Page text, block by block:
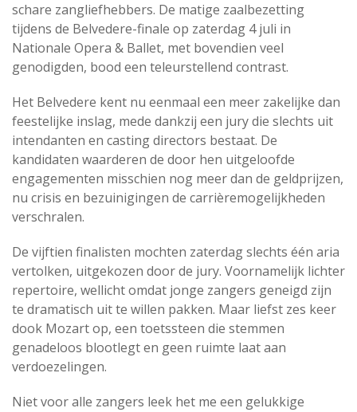
schare zangliefhebbers. De matige zaalbezetting
tijdens de Belvedere-finale op zaterdag 4 juli in
Nationale Opera & Ballet, met bovendien veel
genodigden, bood een teleurstellend contrast.
Het Belvedere kent nu eenmaal een meer zakelijke dan
feestelijke inslag, mede dankzij een jury die slechts uit
intendanten en casting directors bestaat. De
kandidaten waarderen de door hen uitgeloofde
engagementen misschien nog meer dan de geldprijzen,
nu crisis en bezuinigingen de carrièremogelijkheden
verschralen.
De vijftien finalisten mochten zaterdag slechts één aria
vertolken, uitgekozen door de jury. Voornamelijk lichter
repertoire, wellicht omdat jonge zangers geneigd zijn
te dramatisch uit te willen pakken. Maar liefst zes keer
dook Mozart op, een toetssteen die stemmen
genadeloos blootlegt en geen ruimte laat aan
verdoezelingen.
Niet voor alle zangers leek het me een gelukkige